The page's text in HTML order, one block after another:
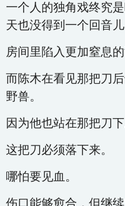
一个人的独角戏终究
天也没得到一个回音
房间里陷入更加窒息的
而陈木在看见那把刀
野兽。
因为他也站在那把刀下
这把刀必须落下来。
哪怕要见血。
伤口能够愈合，但继